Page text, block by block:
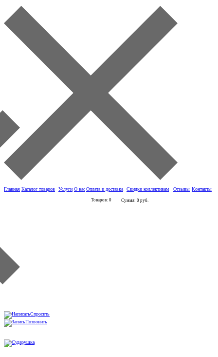
Главная Каталог товаров Услуги О насОплата и доставка Скидки коллективам Отзывы Контакты
Товаров: 0 Сумма: 0 руб.
Спросить
Позвонить